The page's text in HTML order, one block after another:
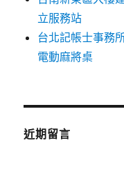
立服務站
台北記帳士事務
電動麻將桌
近期留言